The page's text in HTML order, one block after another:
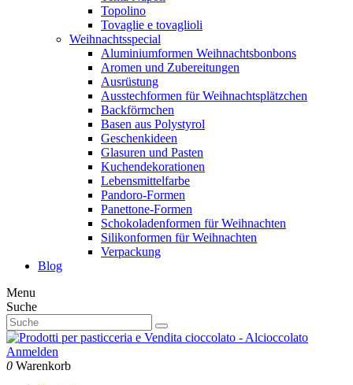
Topolino
Tovaglie e tovaglioli
Weihnachtsspecial
Aluminiumformen Weihnachtsbonbons
Aromen und Zubereitungen
Ausrüstung
Ausstechformen für Weihnachtsplätzchen
Backförmchen
Basen aus Polystyrol
Geschenkideen
Glasuren und Pasten
Kuchendekorationen
Lebensmittelfarbe
Pandoro-Formen
Panettone-Formen
Schokoladenformen für Weihnachten
Silikonformen für Weihnachten
Verpackung
Blog
Menu
Suche
Anmelden
0 Warenkorb